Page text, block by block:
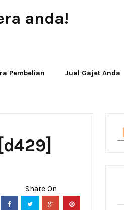
anda!
Pembelian Jual Gajet Anda